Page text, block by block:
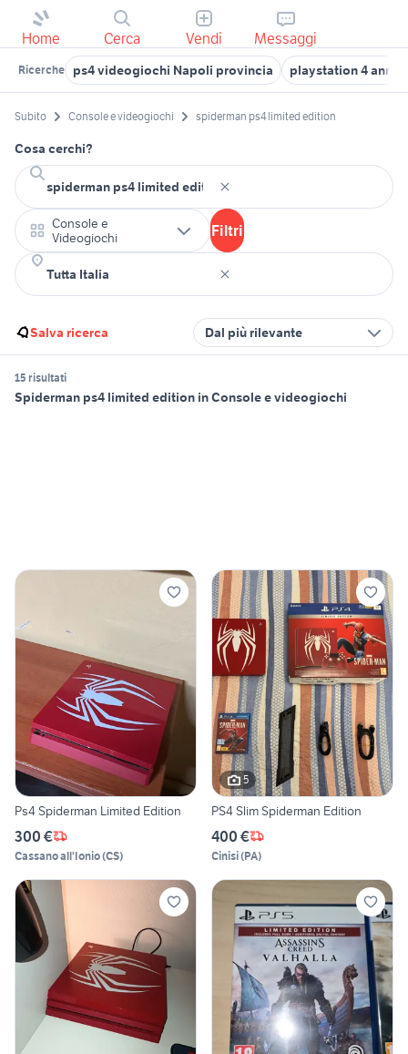
Home Cerca Vendi Messaggi
Ricerche ps4 videogiochi Napoli provincia playstation 4
Subito Console e videogiochi spiderman ps4 limited edition
Cosa cerchi?
Console e
Videogiochi
Filtri
Salva ricerca Dal più rilevante
15 risultati
Spiderman ps4 limited edition in Console e videogiochi
Ps4 Spiderman Limited Edition
300 €
Cassano all'Ionio(CS)
5
PS4 Slim Spiderman Edition
400 €
Cinisi(PA)